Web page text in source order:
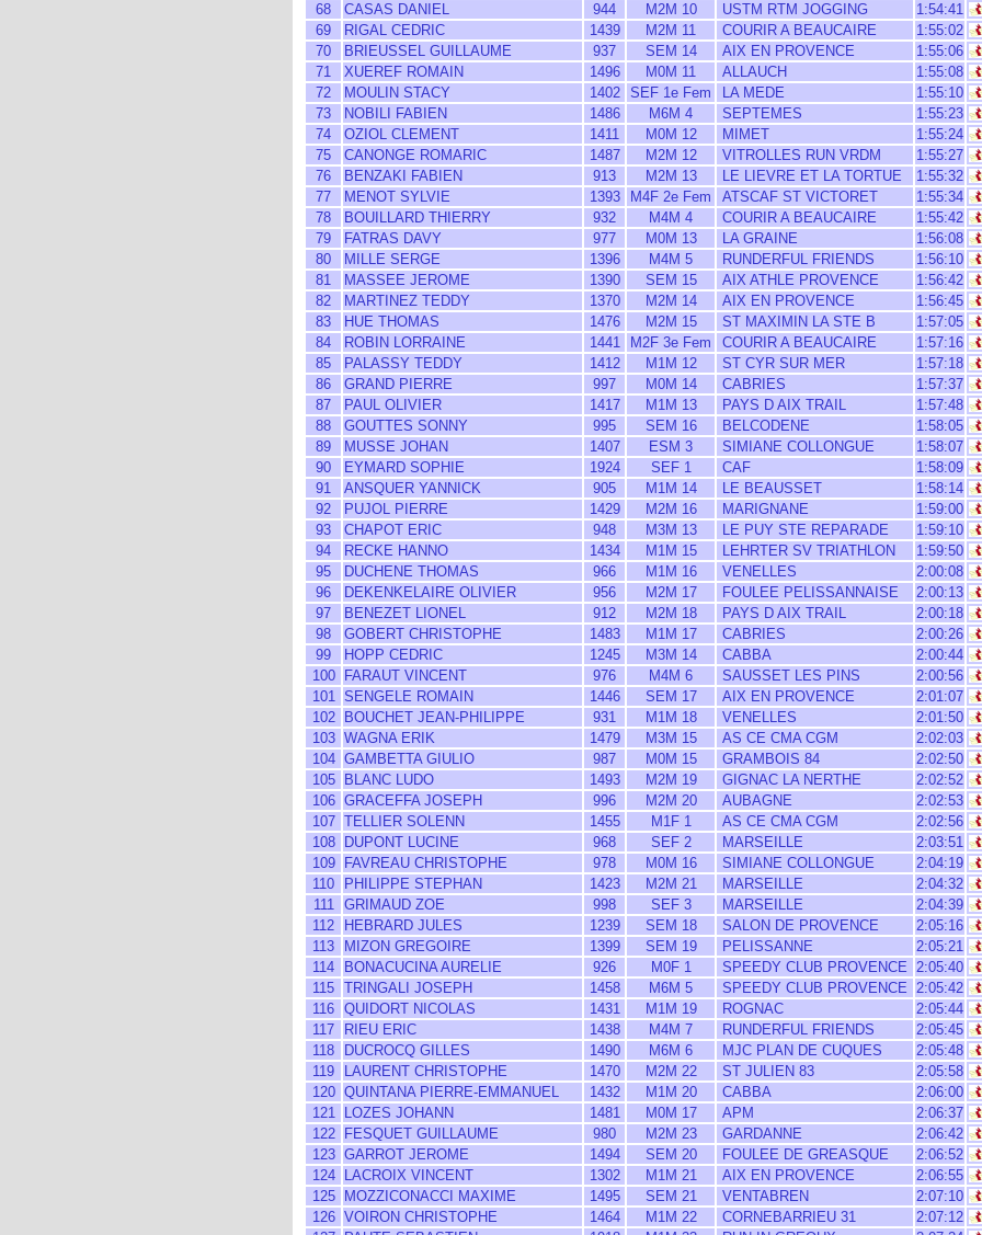
68
CASAS DANIEL 944 M2M 10 USTM RTM JOGGING
1:54:41
69
RIGAL CEDRIC 1439 M2M 11 COURIR A BEAUCAIRE
1:55:02
70
BRIEUSSEL GUILLAUME 937 SEM 14 AIX EN PROVENCE
1:55:06
71
XUEREF ROMAIN 1496 M0M 11 ALLAUCH
1:55:08
72
MOULIN STACY 1402 SEF 1e Fem LA MEDE
1:55:10
73
NOBILI FABIEN 1486 M6M 4 SEPTEMES
1:55:23
74
OZIOL CLEMENT 1411 M0M 12 MIMET
1:55:24
75
CANONGE ROMARIC 1487 M2M 12 VITROLLES RUN VRDM
1:55:27
76
BENZAKI FABIEN 913 M2M 13 LE LIEVRE ET LA TORTUE
1:55:32
77
MENOT SYLVIE 1393 M4F 2e Fem ATSCAF ST VICTORET
1:55:34
78
BOUILLARD THIERRY 932 M4M 4 COURIR A BEAUCAIRE
1:55:42
79
FATRAS DAVY 977 M0M 13 LA GRAINE
1:56:08
80
MILLE SERGE 1396 M4M 5 RUNDERFUL FRIENDS
1:56:10
81
MASSEE JEROME 1390 SEM 15 AIX ATHLE PROVENCE
1:56:42
82
MARTINEZ TEDDY 1370 M2M 14 AIX EN PROVENCE
1:56:45
83
HUE THOMAS 1476 M2M 15 ST MAXIMIN LA STE B
1:57:05
84
ROBIN LORRAINE 1441 M2F 3e Fem COURIR A BEAUCAIRE
1:57:16
85
PALASSY TEDDY 1412 M1M 12 ST CYR SUR MER
1:57:18
86
GRAND PIERRE 997 M0M 14 CABRIES
1:57:37
87
PAUL OLIVIER 1417 M1M 13 PAYS D AIX TRAIL
1:57:48
88
GOUTTES SONNY 995 SEM 16 BELCODENE
1:58:05
89
MUSSE JOHAN 1407 ESM 3 SIMIANE COLLONGUE
1:58:07
90
EYMARD SOPHIE 1924 SEF 1 CAF
1:58:09
91
ANSQUER YANNICK 905 M1M 14 LE BEAUSSET
1:58:14
92
PUJOL PIERRE 1429 M2M 16 MARIGNANE
1:59:00
93
CHAPOT ERIC 948 M3M 13 LE PUY STE REPARADE
1:59:10
94
RECKE HANNO 1434 M1M 15 LEHRTER SV TRIATHLON
1:59:50
95
DUCHENE THOMAS 966 M1M 16 VENELLES
2:00:08
96
DEKENKELAIRE OLIVIER 956 M2M 17 FOULEE PELISSANNAISE
2:00:13
97
BENEZET LIONEL 912 M2M 18 PAYS D AIX TRAIL
2:00:18
98
GOBERT CHRISTOPHE 1483 M1M 17 CABRIES
2:00:26
99
HOPP CEDRIC 1245 M3M 14 CABBA
2:00:44
100
FARAUT VINCENT 976 M4M 6 SAUSSET LES PINS
2:00:56
101 SENGELE ROMAIN 1446 SEM 17 AIX EN PROVENCE
2:01:07
102
BOUCHET JEAN-PHILIPPE 931 M1M 18 VENELLES
2:01:50
103 WAGNA ERIK 1479 M3M 15 AS CE CMA CGM
2:02:03
104 GAMBETTA GIULIO 987 M0M 15 GRAMBOIS 84
2:02:50
105
BLANC LUDO 1493 M2M 19 GIGNAC LA NERTHE
2:02:52
106 GRACEFFA JOSEPH 996 M2M 20 AUBAGNE
2:02:53
107 TELLIER SOLENN 1455 M1F 1 AS CE CMA CGM
2:02:56
108
DUPONT LUCINE 968 SEF 2 MARSEILLE
2:03:51
109
FAVREAU CHRISTOPHE 978 M0M 16 SIMIANE COLLONGUE
2:04:19
110
PHILIPPE STEPHAN 1423 M2M 21 MARSEILLE
2:04:32
111
GRIMAUD ZOE 998 SEF 3 MARSEILLE
2:04:39
112
HEBRARD JULES 1239 SEM 18 SALON DE PROVENCE
2:05:16
113
MIZON GREGOIRE 1399 SEM 19 PELISSANNE
2:05:21
114
BONACUCINA AURELIE 926 M0F 1 SPEEDY CLUB PROVENCE 2:05:40
115 TRINGALI JOSEPH 1458 M6M 5 SPEEDY CLUB PROVENCE 2:05:42
116 QUIDORT NICOLAS 1431 M1M 19 ROGNAC
2:05:44
117
RIEU ERIC 1438 M4M 7 RUNDERFUL FRIENDS
2:05:45
118
DUCROCQ GILLES 1490 M6M 6 MJC PLAN DE CUQUES
2:05:48
119
LAURENT CHRISTOPHE 1470 M2M 22 ST JULIEN 83
2:05:58
120 QUINTANA PIERRE-EMMANUEL 1432 M1M 20 CABBA
2:06:00
121
LOZES JOHANN 1481 M0M 17 APM
2:06:37
122
FESQUET GUILLAUME 980 M2M 23 GARDANNE
2:06:42
123 GARROT JEROME 1494 SEM 20 FOULEE DE GREASQUE
2:06:52
124
LACROIX VINCENT 1302 M1M 21 AIX EN PROVENCE
2:06:55
125
MOZZICONACCI MAXIME 1495 SEM 21 VENTABREN
2:07:10
126 VOIRON CHRISTOPHE 1464 M1M 22 CORNEBARRIEU 31
2:07:12